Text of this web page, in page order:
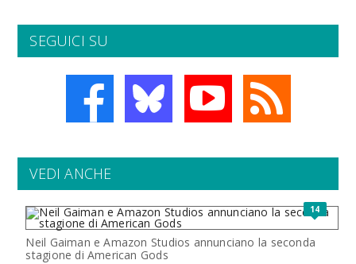
SEGUICI SU
VEDI ANCHE
14
Neil Gaiman e Amazon Studios annunciano la seconda
stagione di American Gods